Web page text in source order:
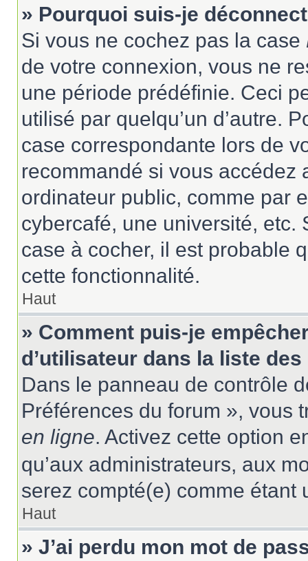
» Pourquoi suis-je
Si vous ne cochez pas la case
de votre connexion, vous ne
une période prédéfinie. Ceci
utilisé par quelqu’un d’autre.
case correspondante lors de
recommandé si vous accédez
ordinateur public, comme par
cybercafé, une université, etc.
case à cocher, il est probable
cette fonctionnalité.
Haut
» Comment puis-je
d’utilisateur dans la liste
Dans le panneau de contrôle
Préférences du forum », vous
en ligne. Activez cette option
qu’aux administrateurs, aux
serez compté(e) comme étant
Haut
» J’ai perdu mon mot de